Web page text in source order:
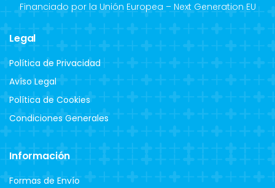
Financiado por la Unión Europea – Next Generation EU
Legal
Política de Privacidad
Avíso Legal
Política de Cookies
Condiciones Generales
Información
Formas de Envío